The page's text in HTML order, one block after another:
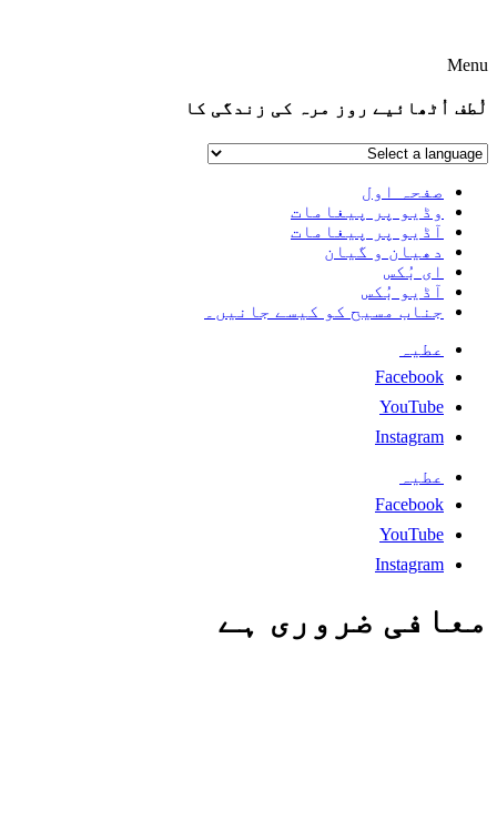
Menu
لُطف اُٹھائیے روز مرہ کی زندگی کا
صفحہ اول
وڈیو پر پیغامات
آڈیو پر پیغامات
دھیان و گیان
ای بُکس
آڈیو بُکس
جناب مسیح کو کیسے جانیں۔
عطیہ
Facebook
YouTube
Instagram
عطیہ
Facebook
YouTube
Instagram
معافی ضروری ہے